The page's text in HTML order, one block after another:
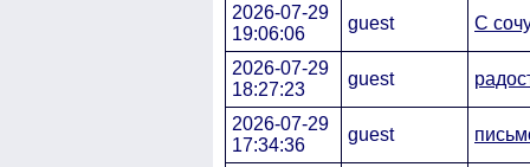
2026-07-29
19:06:06
guest C
2026-07-29
18:27:23
guest
2026-07-29
17:34:36
guest